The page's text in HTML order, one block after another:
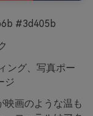
#3d405b
ング、写真ポー
ジ
映画のような温も